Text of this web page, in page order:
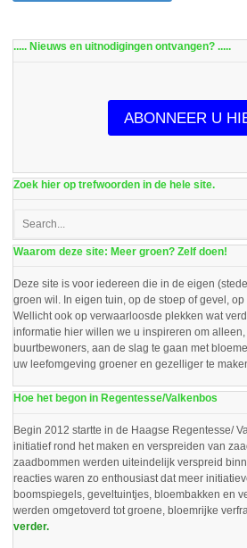
..... Nieuws en uitnodigingen ontvangen? .....
ABONNEER U
Zoek hier op trefwoorden in de hele site.
Waarom deze site: Meer groen? Zelf doen!
Deze site is voor iedereen die in de eigen
groen wil. In eigen tuin, op de stoep of gevel,
Wellicht ook op verwaarloosde plekken wat
informatie hier willen we u inspireren om
buurtbewoners, aan de slag te gaan met
uw leefomgeving groener en gezelliger te
Hoe het begon in Regentesse/Valkenbos
Begin 2012 startte in de Haagse Regentesse/
initiatief rond het maken en verspreiden van
zaadbommen werden uiteindelijk verspreid
reacties waren zo enthousiast dat meer
boomspiegels, geveltuintjes, bloembakken en
werden omgetoverd tot groene, bloemrijke
verder.